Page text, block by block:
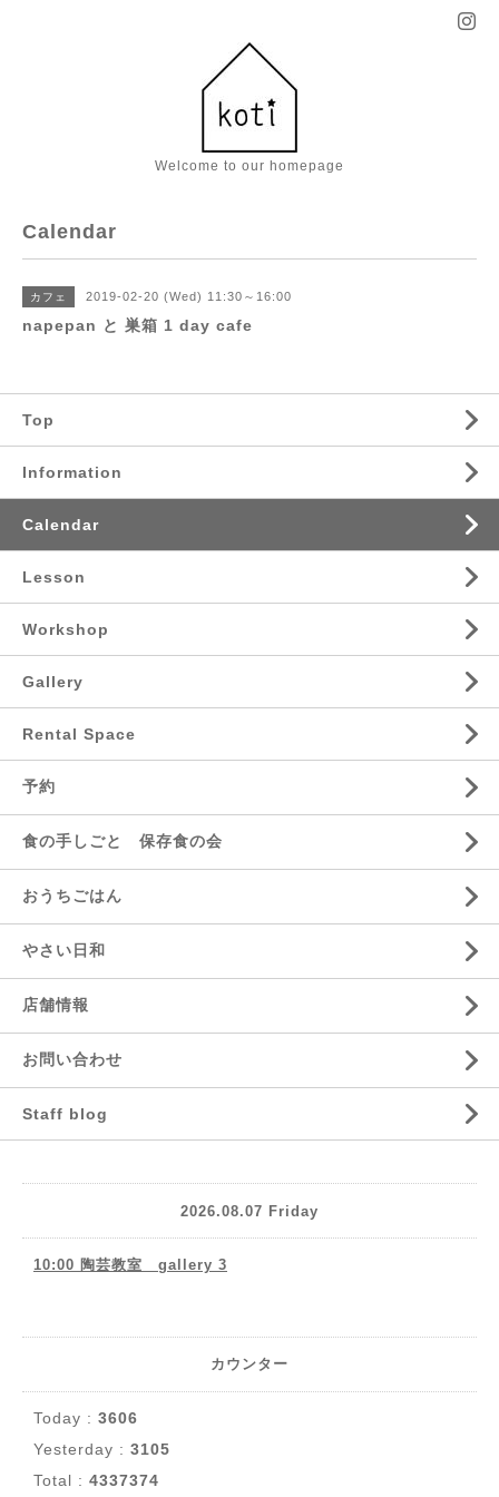
Welcome to our homepage
Calendar
カフェ 2019-02-20 (Wed) 11:30～16:00
napepan と 巣箱 1 day cafe
Top
Information
Calendar
Lesson
Workshop
Gallery
Rental Space
予約
食の手しごと 保存食の会
おうちごはん
やさい日和
店舗情報
お問い合わせ
Staff blog
2026.08.07 Friday
10:00 陶芸教室 gallery 3
カウンター
Today : 3606
Yesterday : 3105
Total : 4337374